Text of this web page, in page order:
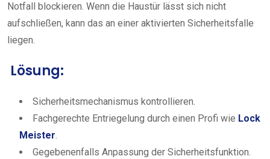
Notfall blockieren. Wenn die Haustür lässt sich nicht
aufschließen, kann das an einer aktivierten Sicherheitsfalle
liegen.
Lösung:
Sicherheitsmechanismus kontrollieren.
Fachgerechte Entriegelung durch einen Profi wie Lock
Meister.
Gegebenenfalls Anpassung der Sicherheitsfunktion.